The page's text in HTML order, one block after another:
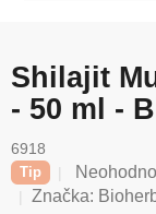
Shilajit
- 50 ml -
6918
Tip
Priemerné
Značka: